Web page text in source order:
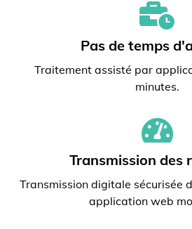
Pas de temps
Traitement assisté par
minutes.
Transmission des
Transmission digitale sécurisée
application web